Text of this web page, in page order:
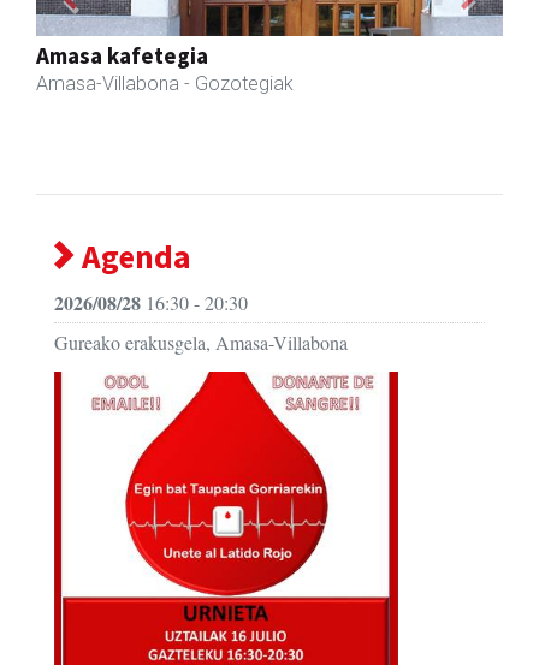
Fleming Herri Eskola
Amasa-Villabona
Previous Next
Agenda
2026/08/28 16:30 - 20:30
Gureako erakusgela, Amasa-Villabona